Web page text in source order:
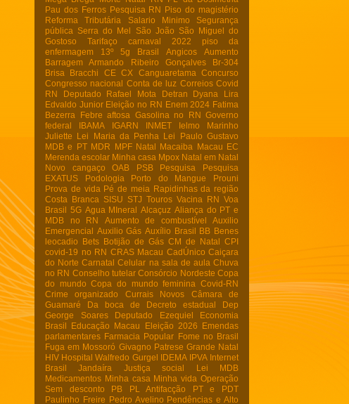
Pau dos Ferros Pesquisa RN Piso do magistério
Reforma Tributária
Salario Minimo
Segurança
pública
Serra do Mel São João
São Miguel do
Gostoso
Tarifaço carnaval 2022
piso da
enfermagem
13º 5g Brasil Angicos
Aumento
Barragem Armando Ribeiro Gonçalves
Br-304
Brisa Bracchi
CE CX Canguaretama
Concurso
Congresso nacional Conta de luz Correios Covid
RN
Deputado Rafael Mota Detran
Dyana Lira
Edvaldo Junior Eleição no RN Enem 2024 Fatima
Bezerra
Febre aftosa Gasolina no RN Governo
federal
IBAMA IGARN INMET
Ielmo Marinho
Juliette
Lei Maria da Penha
Lei Paulo Gustavo
MDB e PT MDR MPF Natal Macaiba
Macau EC
Merenda escolar Minha casa Mpox Natal em Natal
Novo cangaço
OAB PSB Pesquisa
Pesquisa
EXATUS
Podologia Porto do Mangue
Prouni
Prova de vida Pé de meia Rapidinhas da região
Costa Branca
SISU STJ Touros Vacina RN Voa
Brasil 5G Agua MIneral Alcaçuz Aliança do PT e
MDB no RN
Aumento de combustível
Auxilio
Emergencial Auxilio Gás Auxílio Brasil BB Benes
leocadio
Bets Botijão de Gás CM de Natal CPI
covid-19 no RN CRAS Macau CadÚnico Caiçara
do Norte Carnatal Celular na sala de aula Chuva
no RN Conselho tutelar Consórcio Nordeste Copa
do mundo Copa do mundo feminina
Covid-RN
Crime organizado
Currais Novos
Câmara de
Guamaré
Da boca de Decreto estadual
Dep
George Soares
Deputado Ezequiel
Economia
Brasil
Educação Macau Eleição 2026
Emendas
parlamentares Farmacia Popular Fome no Brasil
Fuga em Mossoró Givagno Patrese Grande Natal
HIV Hospital Walfredo Gurgel IDEMA IPVA Internet
Brasil
Jandaíra Justiça social Lei
MDB
Medicamentos Minha casa Minha vida Operação
Sem desconto
PB PL Antifacção
PT e PDT
Paulinho Freire Pedro Avelino Pendências e Alto